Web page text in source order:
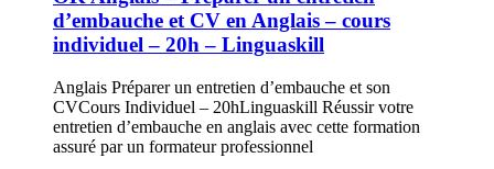
d’embauche et CV en Anglais – cours
individuel – 20h – Linguaskill
Anglais Préparer un entretien d’embauche et son
CVCours Individuel – 20hLinguaskill Réussir votre
entretien d’embauche en anglais avec cette formation
assuré par un formateur professionnel